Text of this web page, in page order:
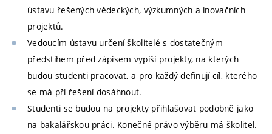
ústavu řešených vědeckých, výzkumných a inovačních
projektů.
Vedoucím ústavu určení školitelé s dostatečným
předstihem před zápisem vypíší projekty, na kterých
budou studenti pracovat, a pro každý definují cíl, kterého
se má při řešení dosáhnout.
Studenti se budou na projekty přihlašovat podobně jako
na bakalářskou práci. Konečné právo výběru má školitel.